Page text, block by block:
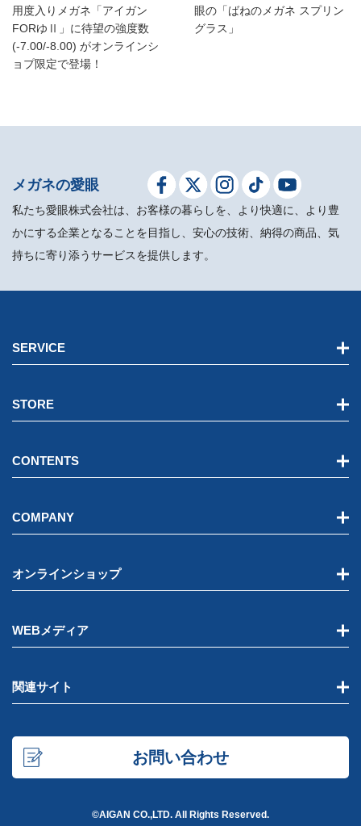
用度入りメガネ「アイガン
FORゆⅡ」に待望の強度数
(-7.00/-8.00) がオンラインシ
ョプ限定で登場！
眼の「ばねのメガネ スプリン
グラス」
メガネの愛眼
私たち愛眼株式会社は、お客様の暮らしを、より快適に、より豊
かにする企業となることを目指し、安心の技術、納得の商品、気
持ちに寄り添うサービスを提供します。
SERVICE
STORE
CONTENTS
COMPANY
オンラインショップ
WEBメディア
関連サイト
お問い合わせ
©AIGAN CO.,LTD. All Rights Reserved.